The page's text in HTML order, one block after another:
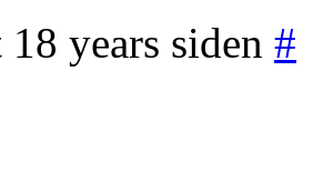
years siden #